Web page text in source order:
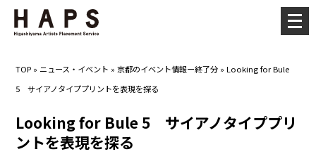
TOP » ニュース・イベント »京都のイベント情報ー終了分 »Looking for Bule
5 サイアノタイププリントを表現を探る
Looking for Bule 5 サイアノタイププリ
ントを表現を探る
メ
ニ
ー
開